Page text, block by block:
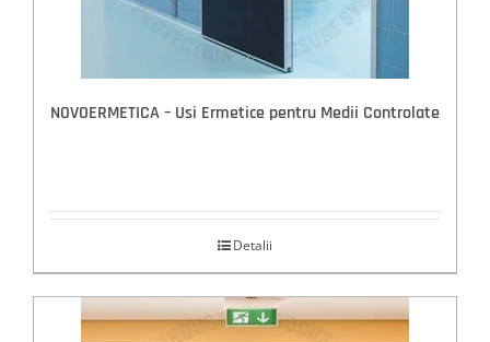
NOVOERMETICA – Usi Ermetice pentru Medii Controlate
Detalii